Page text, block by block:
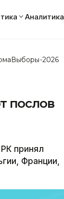
Аналитика
Выборы-2026
послов
принял
Франции,